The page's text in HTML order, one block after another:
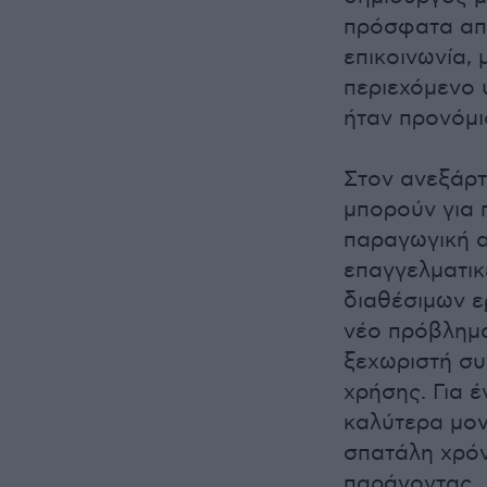
πρόσφατα
επικοινωνία,
περιεχόμενο
ήταν
Στον
μπορούν για
παραγωγική
διαθέσιμων
νέο
ξεχωριστή
χρήσης. Για
καλύτερα
σπατάλη